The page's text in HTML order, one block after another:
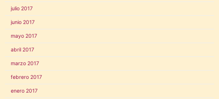
julio 2017
junio 2017
mayo 2017
abril 2017
marzo 2017
febrero 2017
enero 2017